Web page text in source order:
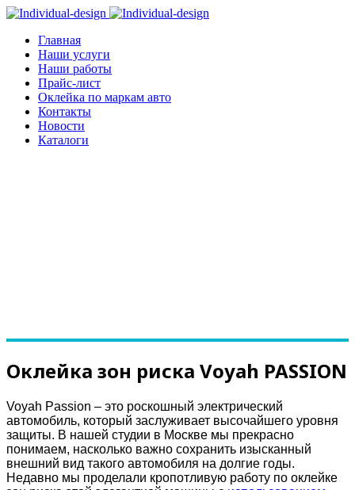
Главная
Наши услуги
Наши работы
Прайс-лист
Оклейка по маркам авто
Контакты
Новости
Каталоги
Оклейка зон риска Voyah PASSION
Voyah Passion – это роскошный электрический
автомобиль, который заслуживает высочайшего уровня
защиты. В нашей студии в Москве мы прекрасно
понимаем, насколько важно сохранить изысканный
внешний вид такого автомобиля на долгие годы.
Недавно мы проделали кропотливую работу по оклейке